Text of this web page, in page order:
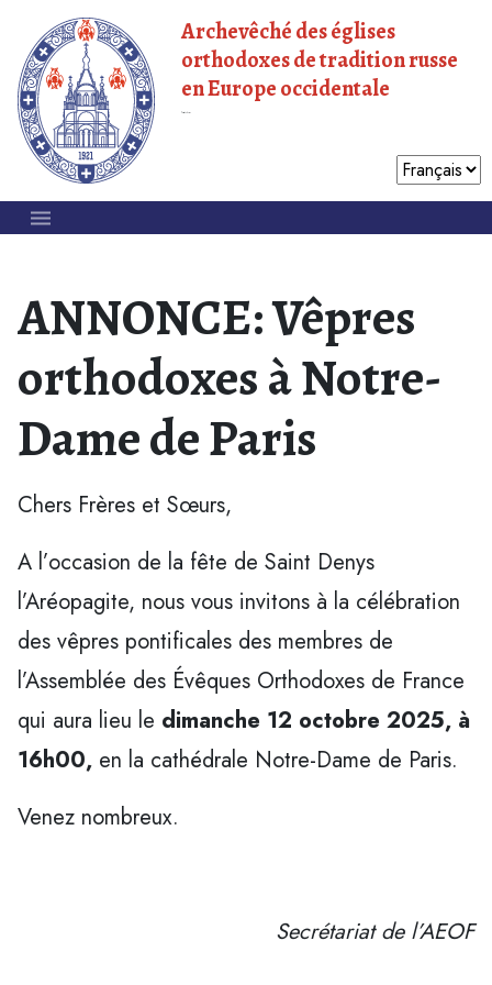
Archevêché des églises
orthodoxes de tradition russe
en Europe occidentale
ANNONCE: Vêpres
orthodoxes à Notre-
Dame de Paris
Chers Frères et Sœurs,
A l’occasion de la fête de Saint Denys
l’Aréopagite, nous vous invitons à la célébration
des vêpres pontificales des membres de
l’Assemblée des Évêques Orthodoxes de France
qui aura lieu le dimanche 12 octobre 2025, à
16h00, en la cathédrale Notre-Dame de Paris.
Venez nombreux.
Secrétariat de l’AEOF